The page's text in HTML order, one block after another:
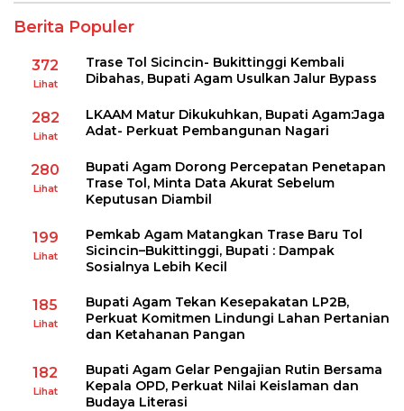
Berita Populer
372
Lihat
Trase Tol Sicincin- Bukittinggi Kembali
Dibahas, Bupati Agam Usulkan Jalur Bypass
282
Lihat
LKAAM Matur Dikukuhkan, Bupati Agam:Jaga
Adat- Perkuat Pembangunan Nagari
280
Lihat
Bupati Agam Dorong Percepatan Penetapan
Trase Tol, Minta Data Akurat Sebelum
Keputusan Diambil
199
Lihat
Pemkab Agam Matangkan Trase Baru Tol
Sicincin–Bukittinggi, Bupati : Dampak
Sosialnya Lebih Kecil
185
Lihat
Bupati Agam Tekan Kesepakatan LP2B,
Perkuat Komitmen Lindungi Lahan Pertanian
dan Ketahanan Pangan
182
Lihat
Bupati Agam Gelar Pengajian Rutin Bersama
Kepala OPD, Perkuat Nilai Keislaman dan
Budaya Literasi